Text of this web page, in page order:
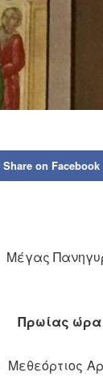
Share on Facebook
Μέγας
Πρωίας ώρα
Μεθεόρτιος